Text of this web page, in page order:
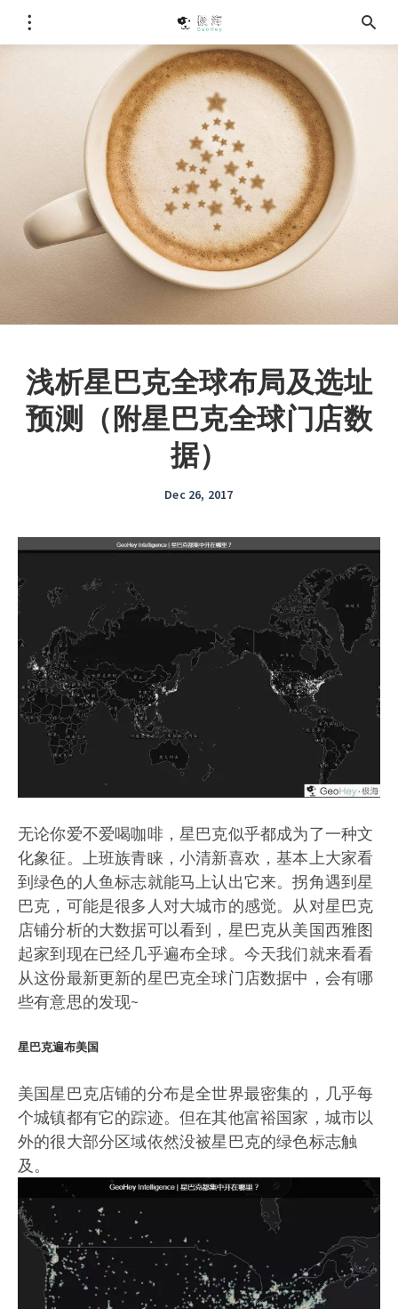
浅析星巴克全球布局及选址
预测（附星巴克全球门店数
据）
Dec 26, 2017
无论你爱不爱喝咖啡，星巴克似乎都成为了一种文
化象征。上班族青睐，小清新喜欢，基本上大家看
到绿色的人鱼标志就能马上认出它来。拐角遇到星
巴克，可能是很多人对大城市的感觉。从对星巴克
店铺分析的大数据可以看到，星巴克从美国西雅图
起家到现在已经几乎遍布全球。今天我们就来看看
从这份最新更新的星巴克全球门店数据中，会有哪
些有意思的发现~
星巴克遍布美国
美国星巴克店铺的分布是全世界最密集的，几乎每
个城镇都有它的踪迹。但在其他富裕国家，城市以
外的很大部分区域依然没被星巴克的绿色标志触
及。